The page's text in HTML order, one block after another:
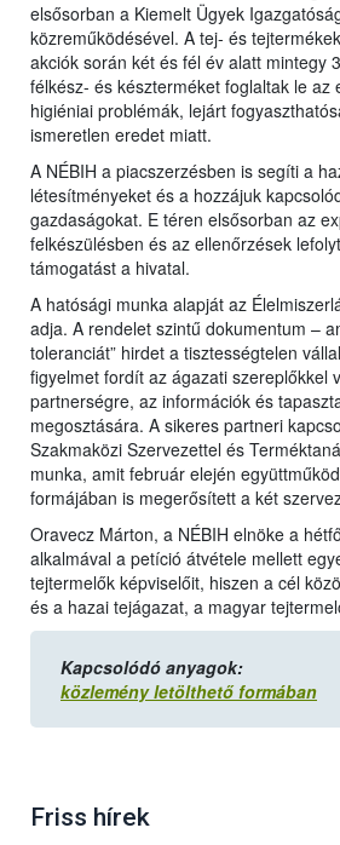
elsősorban a Kiemelt Ügyek
közreműködésével. A tej- és
akciók során két és fél év alatt mintegy
félkész- és készterméket foglaltak le az
higiéniai problémák, lejárt
ismeretlen eredet miatt.
A NÉBIH a piacszerzésben is segíti a
létesítményeket és a hozzájuk
gazdaságokat. E téren elsősorban az
felkészülésben és az ellenőrzések
támogatást a hivatal.
A hatósági munka alapját az
adja. A rendelet szintű dokumentum –
toleranciát” hirdet a tisztességtelen
figyelmet fordít az ágazati szereplőkkel
partnerségre, az információk és
megosztására. A sikeres partneri
Szakmaközi Szervezettel és
munka, amit február elején
formájában is megerősített a két
Oravecz Márton, a NÉBIH elnöke a
alkalmával a petíció átvétele mellett
tejtermelők képviselőit, hiszen a cél
és a hazai tejágazat, a magyar
Kapcsolódó anyagok:
közlemény letölthető formában
Friss hírek